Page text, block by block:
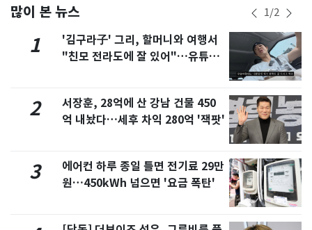
많이 본 뉴스 1/2
1
'김구라子' 그리, 할머니와 여행서
"친모 전라도에 잘 있어"…유튜브
2
서장훈, 28억에 산 강남 건물 450
억 내놨다…세후 차익 280억 '잭팟'
3
에어컨 하루 종일 틀면 전기료 29만
원…450kWh 넘으면 '요금 폭탄'